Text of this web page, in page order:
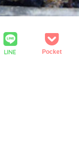
LINE Pocket